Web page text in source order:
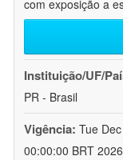
com exposição a
Instituição/UF/
PR - Brasil
Vigência: Tue
00:00:00 BRT 2026